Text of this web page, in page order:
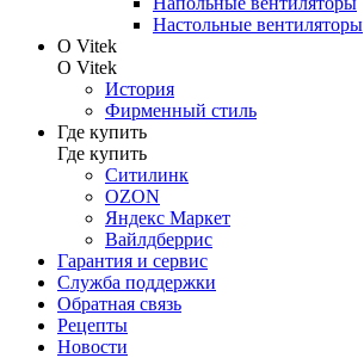
Настольные вентиляторы
О Vitek
О Vitek
История
Фирменный стиль
Где купить
Где купить
Ситилинк
OZON
Яндекс Маркет
Вайлдберрис
Гарантия и сервис
Служба поддержки
Обратная связь
Рецепты
Новости